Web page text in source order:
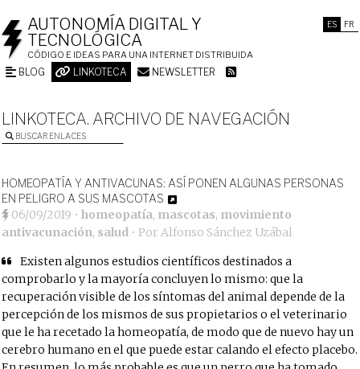
ES FR
AUTONOMÍA DIGITAL Y
TECNOLÓGICA
CÓDIGO E IDEAS PARA UNA INTERNET DISTRIBUIDA
BLOG LINKOTECA NEWSLETTER
LINKOTECA. ARCHIVO DE NAVEGACIÓN
BUSCAR ENLACES
HOMEOPATÍA Y ANTIVACUNAS: ASÍ PONEN ALGUNAS PERSONAS
EN PELIGRO A SUS MASCOTAS
06/09/2019 •homeopatía, mascotas, movimiento
antivacunación, salud • PorAlfonso Sánchez Uzábal
Existen algunos estudios científicos destinados a
comprobarlo y la mayoría concluyen lo mismo: que la
recuperación visible de los síntomas del animal depende de la
percepción de los mismos de sus propietarios o el veterinario
que le ha recetado la homeopatía, de modo que de nuevo hay un
cerebro humano en el que puede estar calando el efecto placebo.